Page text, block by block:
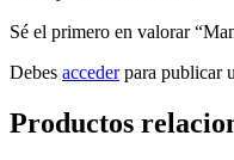
Sé el primero en valorar
Debes accederpara publicar
Productos